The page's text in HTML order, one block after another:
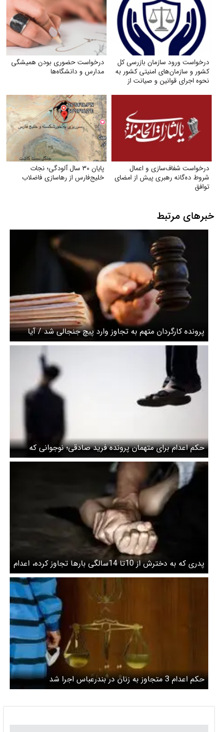
درخواست ورود سازمان بازرسی کل
کشور و سازمان‌های امنیتی کشور به
نحوه اجرای قوانین و صیانت از
درخواست حضوری بودن همیشگی
مدارس و دانشگاه‌ها
درخواست شفاف‌سازی و اعمال
شروط ده‌گانه رهبری پیش از امضای
توافق
پایان ۳۰ سال آلودگی؛ نجات
خلیج‌فارس از رهاسازی فاضلاب
خبرهای مرتبط
پرونده کارگردان متهم به تجاوز وارد پیچ جنجالی شد / آیا
اعدام لغو می‌شود؟
حکم اعدام برای متهمان پرونده فرید صادقی؛ نوجوانی که
قربانی تجاوز و آدم‌ربایی شد
پدری که به دخترش از 10تا 14سالگی بارها تجاوز کرده، اعدام
می‌شود
حکم اعدام 3 متجاوز به زنان در بندرعباس اجرا شد